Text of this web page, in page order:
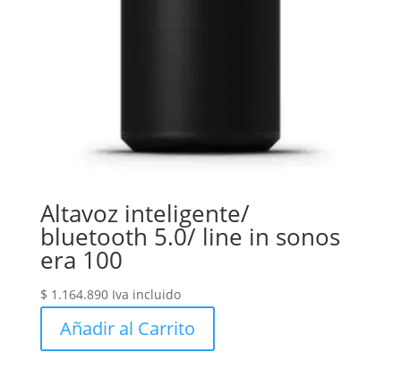
Altavoz inteligente/
bluetooth 5.0/ line in sonos
era 100
$ 1.164.890 Iva incluido
Añadir al Carrito